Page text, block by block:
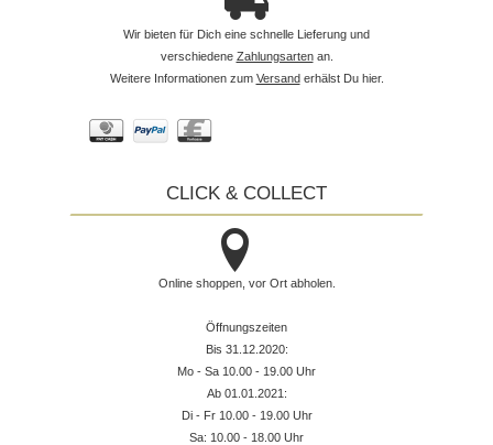
Wir bieten für Dich eine schnelle Lieferung und
verschiedene Zahlungsartenan.
Weitere Informationen zum Versanderhälst Du hier.
CLICK & COLLECT
Online shoppen, vor Ort abholen.
Öffnungszeiten
Bis 31.12.2020:
Mo - Sa 10.00 - 19.00 Uhr
Ab 01.01.2021:
Di - Fr 10.00 - 19.00 Uhr
Sa: 10.00 - 18.00 Uhr